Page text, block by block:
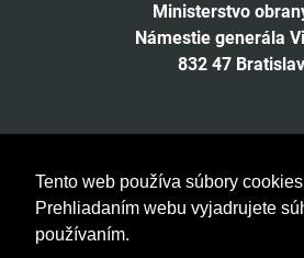
Tento web používa súbory
Prehliadaním webu vyjadrujete
používaním.
Ministerstvo
Námestie generála
832 47
Facebook
Twitter